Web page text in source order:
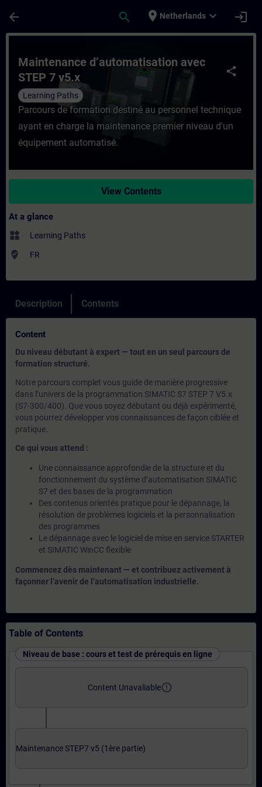
arrow_back search place Netherlands expand_more login
share
Maintenance d’automatisation avec
STEP 7 v5.x
Learning Paths
Parcours de formation destiné au personnel technique
ayant en charge la maintenance premier niveau d'un
équipement automatisé.
View Contents
At a glance
widgets Learning Paths
where_to_vote FR
Description Contents
Content
Du niveau débutant à expert — tout en un seul parcours de
formation structuré.
Notre parcours complet vous guide de manière progressive
dans l’univers de la programmation SIMATIC S7 STEP 7 V5.x
(S7-300/400). Que vous soyez débutant ou déjà expérimenté,
vous pourrez développer vos connaissances de façon ciblée et
pratique.
Ce qui vous attend :
Une connaissance approfondie de la structure et du
fonctionnement du système d’automatisation SIMATIC
S7 et des bases de la programmation
Des contenus orientés pratique pour le dépannage, la
résolution de problèmes logiciels et la personnalisation
des programmes
Le dépannage avec le logiciel de mise en service STARTER
et SIMATIC WinCC flexible
Commencez dès maintenant — et contribuez activement à
façonner l’avenir de l’automatisation industrielle.
Table of Contents
Niveau de base : cours et test de prérequis en ligne
Content Unavaliableerror_outline
Maintenance STEP7 v5 (1ère partie)